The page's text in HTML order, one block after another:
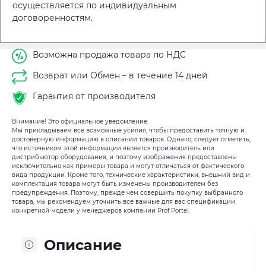
осуществляется по индивидуальным
договоренностям.
Возможна продажа товара по НДС
Возврат или Обмен – в течение 14 дней
Гарантия от производителя
Внимание! Это официальное уведомление.
Мы прикладываем все возможные усилия, чтобы предоставить точную и
достоверную информацию в описании товаров. Однако, следует отметить,
что источником этой информации является производитель или
дистрибьютор оборудования, и поэтому изображения предоставлены
исключительно как примеры товара и могут отличаться от фактического
вида продукции. Кроме того, технические характеристики, внешний вид и
комплектация товара могут быть изменены производителем без
предупреждения. Поэтому, прежде чем совершить покупку выбранного
товара, мы рекомендуем уточнить все важные для вас спецификации
конкретной модели у менеджеров компании Prof Portal.
Описание